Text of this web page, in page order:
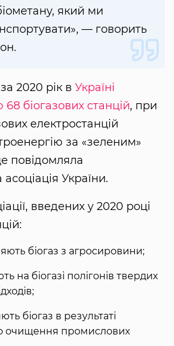
який ми
— говорить
2020 рік в Україні
біогазових станцій, при
електростанцій
за «зеленим»
повідомляла
України.
введених у 2020 році
біогаз з агросировини;
на біогазі полігонів твердих
біогаз в результаті
очищення промислових